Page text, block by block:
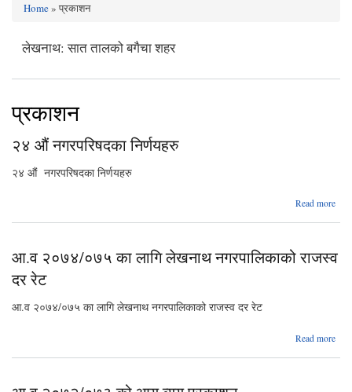
You are here
Home» प्रकाशन
सात तालको बगैचा शहर
प्रकाशन
२४ औं नगरपरिषदका निर्णयहरु
२४ औं नगरपरिषदका निर्णयहरु
Read more
आ.व २०७४/०७५ का लागि लेखनाथ नगरपालिकाको राजस्व
दर रेट
आ.व २०७४/०७५ का लागि लेखनाथ नगरपालिकाको राजस्व दर रेट
Read more